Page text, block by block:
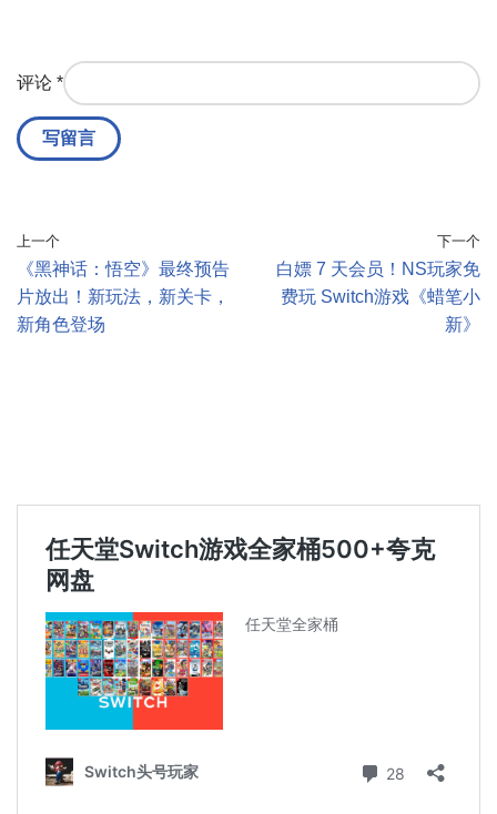
评论 *
上一个
《黑神话：悟空》最终预告
片放出！新玩法，新关卡，
新角色登场
下一个
白嫖 7 天会员！NS玩家免
费玩 Switch游戏《蜡笔小
新》